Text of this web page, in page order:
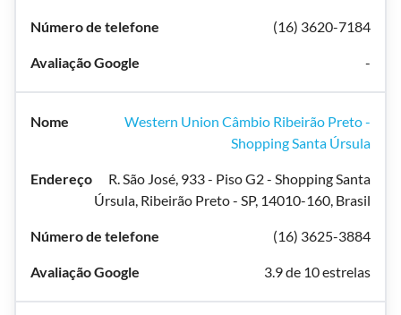
(16) 3620-7184
-
Western Union Câmbio Ribeirão Preto -
Shopping Santa Úrsula
R. São José, 933 - Piso G2 - Shopping Santa
Úrsula, Ribeirão Preto - SP, 14010-160, Brasil
(16) 3625-3884
3.9 de 10 estrelas